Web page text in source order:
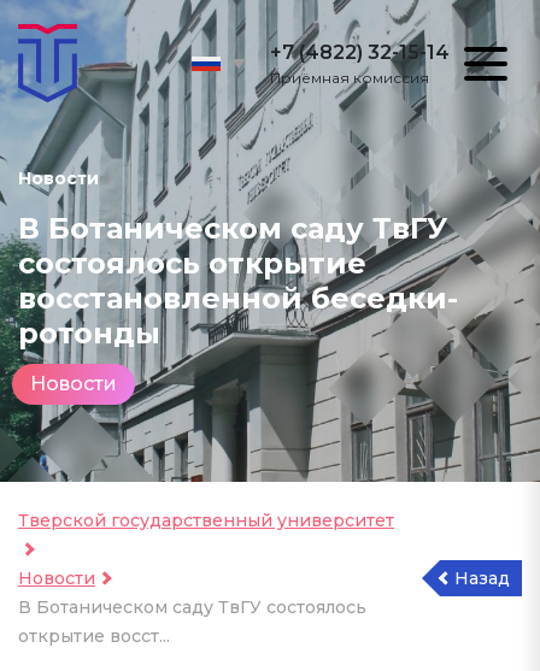
+7 (4822) 32-15-14
Приёмная комиссия
Новости
В Ботаническом саду ТвГУ
состоялось открытие
восстановленной беседки-
ротонды
Новости
Тверской государственный университет
Новости
В Ботаническом саду ТвГУ состоялось
открытие восст...
Назад